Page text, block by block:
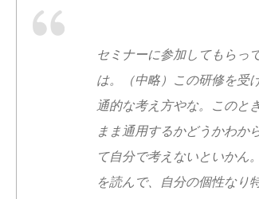
セミナーに参加してもらっ
は。（中略）この研修を受
通的な考え方やな。このと
まま通用するかどうかわか
て自分で考えないといかん
を読んで、自分の個性なり